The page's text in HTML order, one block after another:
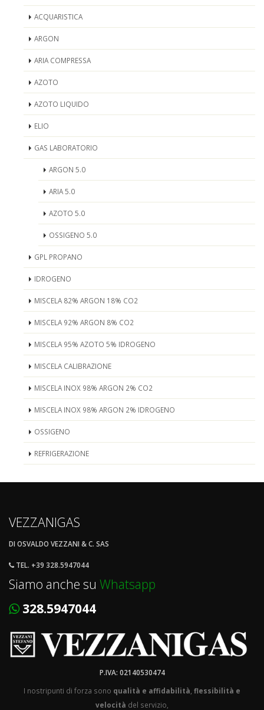
ACQUARISTICA
ARGON
ARIA COMPRESSA
AZOTO
AZOTO LIQUIDO
ELIO
GAS LABORATORIO
ARGON 5.0
ARIA 5.0
AZOTO 5.0
OSSIGENO 5.0
GPL PROPANO
IDROGENO
MISCELA 82% ARGON 18% CO2
MISCELA 92% ARGON 8% CO2
MISCELA 95% AZOTO 5% IDROGENO
MISCELA CALIBRAZIONE
MISCELA INOX 98% ARGON 2% CO2
MISCELA INOX 98% ARGON 2% IDROGENO
OSSIGENO
REFRIGERAZIONE
VEZZANIGAS
DI OSVALDO VEZZANI & C. SAS
TEL. +39 328.5947044
Siamo anche su Whatsapp
328.5947044
P.IVA: 02140530474
I nostripunti di forza sono qualità e affidabilità flessibilità e
velocità del servizio,